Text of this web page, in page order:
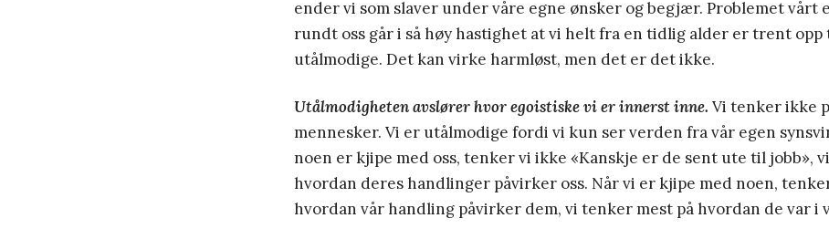
ender vi som slaver under våre egne ønsker og begjær. Problemet vårt
rundt oss går i så høy hastighet at vi helt fra en tidlig alder er trent
utålmodige. Det kan virke harmløst, men det er det ikke.
Utålmodigheten avslører hvor egoistiske vi er innerst inne. Vi tenker ikke
mennesker. Vi er utålmodige fordi vi kun ser verden fra vår egen
noen er kjipe med oss, tenker vi ikke «Kanskje er de sent ute til jobb»,
hvordan deres handlinger påvirker oss. Når vi er kjipe med noen,
hvordan vår handling påvirker dem, vi tenker mest på hvordan de var i